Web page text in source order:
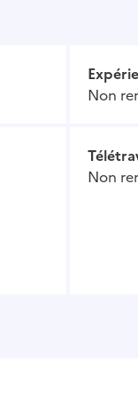
Non
Non